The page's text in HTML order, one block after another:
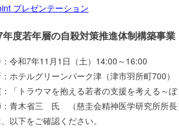
プレゼンテーション
若年層の自殺対策推進体制構築事業
令和7年11月1日（土）14:00～16:00
テルグリーンパーク津（津市羽所町700）
トラウマを抱える若者の支援を考える～ぼ
青木省三 氏 （慈圭会精神医学研究所所長
以下をご確認ください。